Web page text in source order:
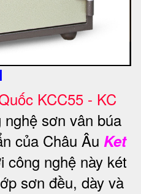
KCC55 - KC
sơn vân búa
của Châu Âu Ket
công nghệ này két
sơn đều, dày và